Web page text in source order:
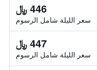
446 ﷼
سعر الليلة شامل الرسوم
447 ﷼
سعر الليلة شامل الرسوم